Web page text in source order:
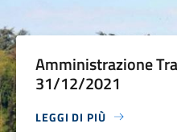
Amministrazione
31/12/2021
LEGGI DI PIÙ